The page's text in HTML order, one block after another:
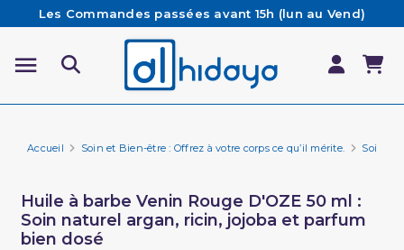
Les Commandes passées avant 15h (lun au Vend)
sont préparées et expédiées le jour même
Besoin d'aide ? Retrouvez notre FAQ
Livraison offerte à partir de 65€ d'achat*
Accueil Soin et Bien-être : Offrez à votre corps ce qu’il mérite. Soin de
Huile à barbe Venin Rouge D'OZE 50 ml :
Soin naturel argan, ricin, jojoba et parfum
bien dosé